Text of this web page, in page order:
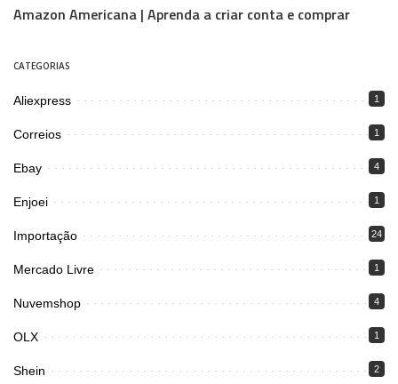
Amazon Americana | Aprenda a criar conta e comprar
CATEGORIAS
Aliexpress 1
Correios 1
Ebay 4
Enjoei 1
Importação 24
Mercado Livre 1
Nuvemshop 4
OLX 1
Shein 2